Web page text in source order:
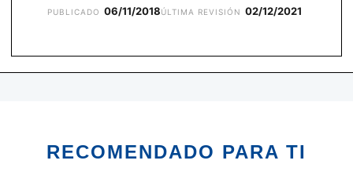
PUBLICADO 06/11/2018ÚLTIMA REVISIÓN 02/12/2021
RECOMENDADO PARA TI